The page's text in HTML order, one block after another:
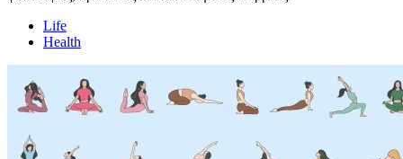
Life
Health